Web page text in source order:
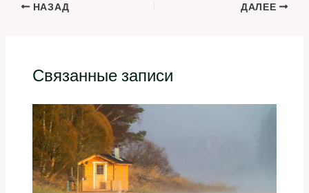
НАЗАД ДАЛЕЕ
Связанные записи